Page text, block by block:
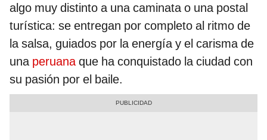
algo muy distinto a una caminata o una postal
turística: se entregan por completo al ritmo de
la salsa, guiados por la energía y el carisma de
una peruanaque ha conquistado la ciudad con
su pasión por el baile.